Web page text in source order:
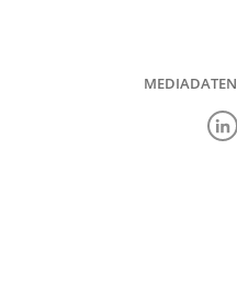
MEDIADATEN